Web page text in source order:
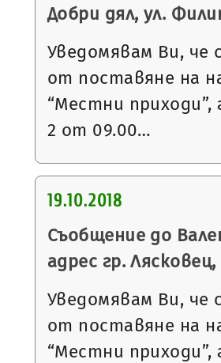
Добри дял, ул.
Уведомявам Ви, че
от поставяне на
“Местни
2 от 09.00…
19.10.2018
Съобщение до
адрес гр.
Уведомявам Ви, че
от поставяне на
“Местни